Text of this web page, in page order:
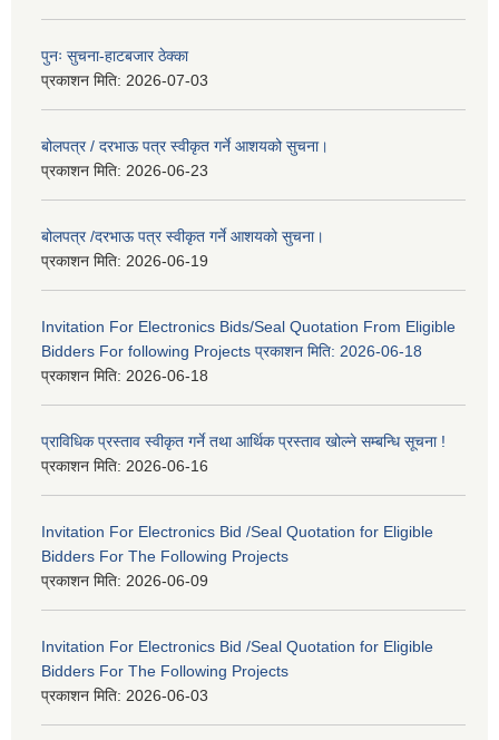
पुनः सुचना-हाटबजार ठेक्का
प्रकाशन मिति: 2026-07-03
बोलपत्र / दरभाऊ पत्र स्वीकृत गर्ने आशयको सुचना।
प्रकाशन मिति: 2026-06-23
बोलपत्र /दरभाऊ पत्र स्वीकृत गर्ने आशयको सुचना।
प्रकाशन मिति: 2026-06-19
Invitation For Electronics Bids/Seal Quotation From Eligible
Bidders For following Projects प्रकाशन मिति: 2026-06-18
प्रकाशन मिति: 2026-06-18
प्राविधिक प्रस्ताव स्वीकृत गर्ने तथा आर्थिक प्रस्ताव खोल्ने सम्बन्धि सूचना !
प्रकाशन मिति: 2026-06-16
Invitation For Electronics Bid /Seal Quotation for Eligible
Bidders For The Following Projects
प्रकाशन मिति: 2026-06-09
Invitation For Electronics Bid /Seal Quotation for Eligible
Bidders For The Following Projects
प्रकाशन मिति: 2026-06-03